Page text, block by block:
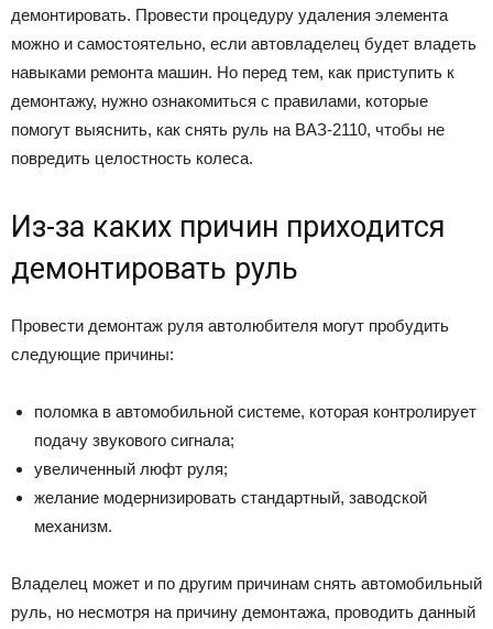
демонтировать. Провести процедуру удаления элемента
можно и самостоятельно, если автовладелец будет владеть
навыками ремонта машин. Но перед тем, как приступить к
демонтажу, нужно ознакомиться с правилами, которые
помогут выяснить, как снять руль на ВАЗ-2110, чтобы не
повредить целостность колеса.
Из-за каких причин приходится
демонтировать руль
Провести демонтаж руля автолюбителя могут пробудить
следующие причины:
поломка в автомобильной системе, которая контролирует
подачу звукового сигнала;
увеличенный люфт руля;
желание модернизировать стандартный, заводской
механизм.
Владелец может и по другим причинам снять автомобильный
руль, но несмотря на причину демонтажа, проводить данный